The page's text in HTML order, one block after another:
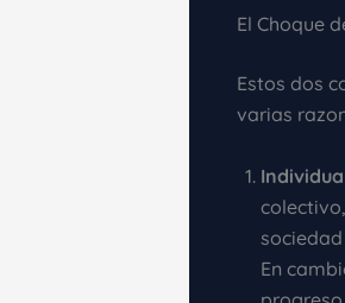
El Choque
Estos dos
varias
En